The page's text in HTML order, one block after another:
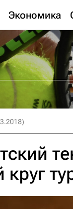
Экономика
круг